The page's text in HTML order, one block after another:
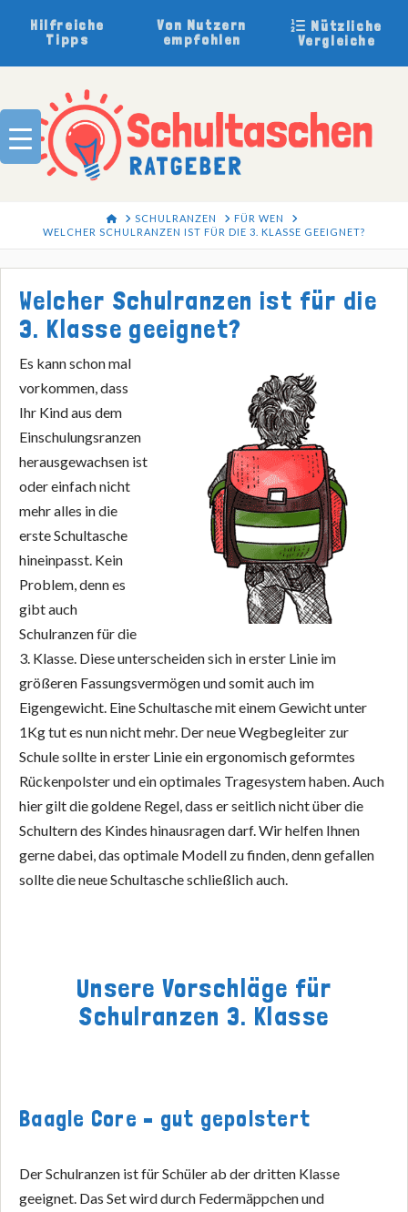
Hilfreiche
Tipps
Von Nutzern
empfohlen
Nützliche
Vergleiche
HOME
SCHULRANZEN
FÜR WEN
WELCHER SCHULRANZEN IST FÜR DIE 3. KLASSE GEEIGNET?
Welcher Schulranzen ist für die
3. Klasse geeignet?
Es kann schon mal
vorkommen, dass
Ihr Kind aus dem
Einschulungsranzen
herausgewachsen ist
oder einfach nicht
mehr alles in die
erste Schultasche
hineinpasst. Kein
Problem, denn es
gibt auch
Schulranzen für die
3. Klasse. Diese unterscheiden sich in erster Linie im
größeren Fassungsvermögen und somit auch im
Eigengewicht. Eine Schultasche mit einem Gewicht unter
1Kg tut es nun nicht mehr. Der neue Wegbegleiter zur
Schule sollte in erster Linie ein ergonomisch geformtes
Rückenpolster und ein optimales Tragesystem haben. Auch
hier gilt die goldene Regel, dass er seitlich nicht über die
Schultern des Kindes hinausragen darf. Wir helfen Ihnen
gerne dabei, das optimale Modell zu finden, denn gefallen
sollte die neue Schultasche schließlich auch.
Unsere Vorschläge für
Schulranzen 3. Klasse
Baagle Core – gut gepolstert
Der Schulranzen ist für Schüler ab der dritten Klasse
geeignet. Das Set wird durch Federmäppchen und